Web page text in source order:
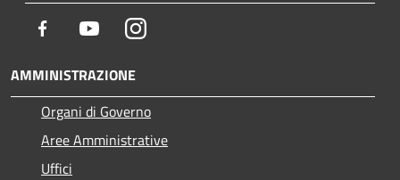
Facebook YoutubeInstagram
AMMINISTRAZIONE
Organi di Governo
Aree Amministrative
Uffici